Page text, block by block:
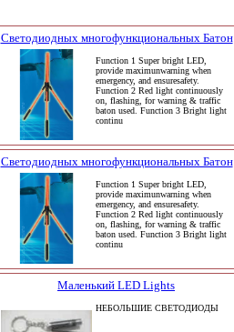
Светодиодных многофункциональных Батон
Function 1 Super bright LED,
provide maximunwarning when
emergency, and ensuresafety.
Function 2 Red light continuously
on, flashing, for warning & traffic
baton used. Function 3 Bright light
continu
Светодиодных многофункциональных Батон
Function 1 Super bright LED,
provide maximunwarning when
emergency, and ensuresafety.
Function 2 Red light continuously
on, flashing, for warning & traffic
baton used. Function 3 Bright light
continu
Маленький LED Lights
НЕБОЛЬШИЕ СВЕТОДИОДЫ